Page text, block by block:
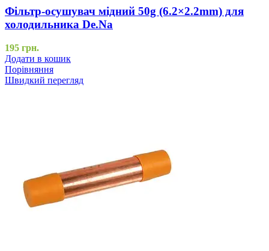
Фільтр-осушувач мідний 50g (6.2×2.2mm) для
холодильника De.Na
195 грн.
Додати в кошик
Порівняння
Швидкий перегляд